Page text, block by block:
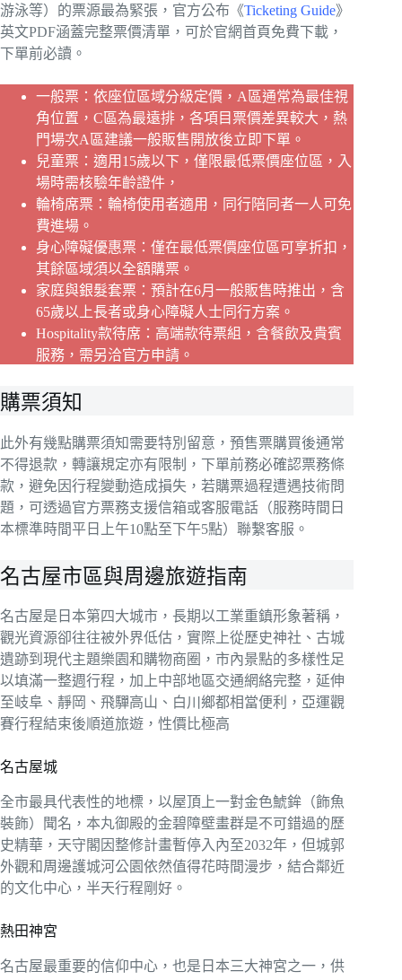
游泳等）的票源最為緊張，官方公布《Ticketing Guide》
英文PDF涵蓋完整票價清單，可於官網首頁免費下載，
下單前必讀。
一般票：依座位區域分級定價，A區通常為最佳視
角位置，C區為最遠排，各項目票價差異較大，熱
門場次A區建議一般販售開放後立即下單。
兒童票：適用15歲以下，僅限最低票價座位區，入
場時需核驗年齡證件，
輪椅席票：輪椅使用者適用，同行陪同者一人可免
費進場。
身心障礙優惠票：僅在最低票價座位區可享折扣，
其餘區域須以全額購票。
家庭與銀髮套票：預計在6月一般販售時推出，含
65歲以上長者或身心障礙人士同行方案。
Hospitality款待席：高端款待票組，含餐飲及貴賓
服務，需另洽官方申請。
購票須知
此外有幾點購票須知需要特別留意，預售票購買後通常
不得退款，轉讓規定亦有限制，下單前務必確認票務條
款，避免因行程變動造成損失，若購票過程遭遇技術問
題，可透過官方票務支援信箱或客服電話（服務時間日
本標準時間平日上午10點至下午5點）聯繫客服。
名古屋市區與周邊旅遊指南
名古屋是日本第四大城市，長期以工業重鎮形象著稱，
觀光資源卻往往被外界低估，實際上從歷史神社、古城
遺跡到現代主題樂園和購物商圈，市內景點的多樣性足
以填滿一整週行程，加上中部地區交通網絡完整，延伸
至岐阜、靜岡、飛驒高山、白川鄉都相當便利，亞運觀
賽行程結束後順道旅遊，性價比極高
名古屋城
全市最具代表性的地標，以屋頂上一對金色鯱鉾（飾魚
裝飾）聞名，本丸御殿的金碧障壁畫群是不可錯過的歷
史精華，天守閣因整修計畫暫停入內至2032年，但城郭
外觀和周邊護城河公園依然值得花時間漫步，結合鄰近
的文化中心，半天行程剛好。
熱田神宮
名古屋最重要的信仰中心，也是日本三大神宮之一，供